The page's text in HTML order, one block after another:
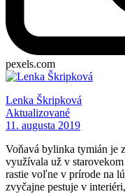
pexels.com
Lenka Škripková
Aktualizované
11. augusta 2019
Voňavá bylinka tymián je
využívala už v
rastie voľne v prírode na
zvyčajne pestuje v